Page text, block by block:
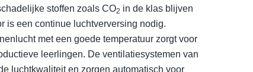
stoffen zoals CO2 in de klas blijven
is een continue luchtverversing nodig.
met een goede temperatuur zorgt voor
leerlingen. De ventilatiesystemen van
luchtkwaliteit en zorgen automatisch voor